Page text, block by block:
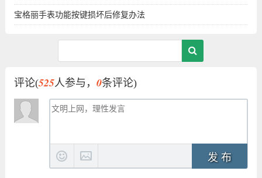
宝格丽手表功能按键损坏后修复办法
评论(525人参与， 0条评论)
发 布